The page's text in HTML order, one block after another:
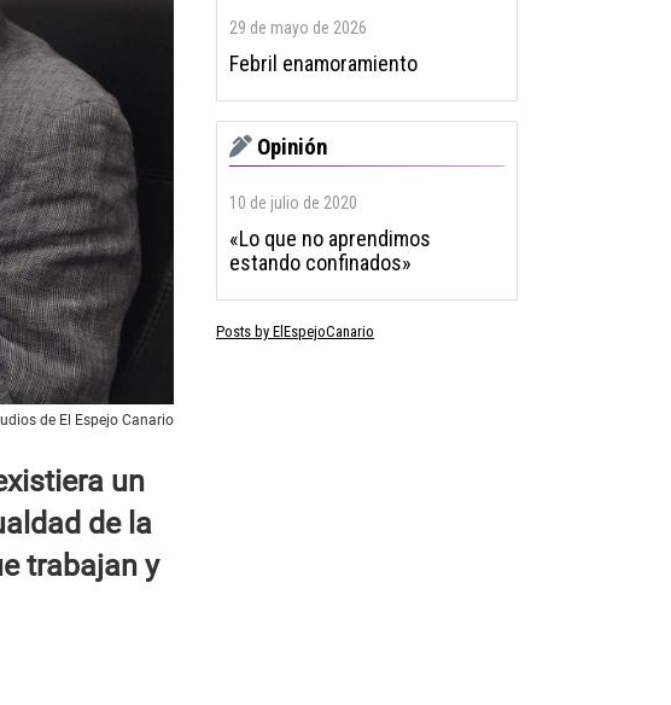
de El Espejo Canario
un
de la
trabajan y
29 de mayo de 2026
Febril enamoramiento
Opinión
10 de julio de 2020
«Lo que no aprendimos
estando confinados»
Posts by ElEspejoCanario